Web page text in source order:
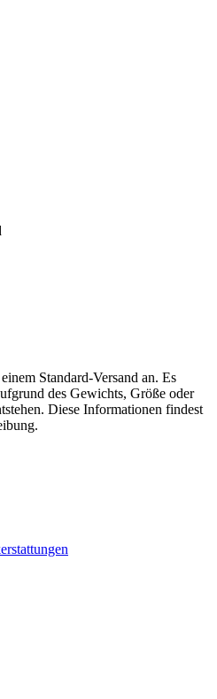
Standard-Versand an. Es
des Gewichts, Größe oder
Diese Informationen findest